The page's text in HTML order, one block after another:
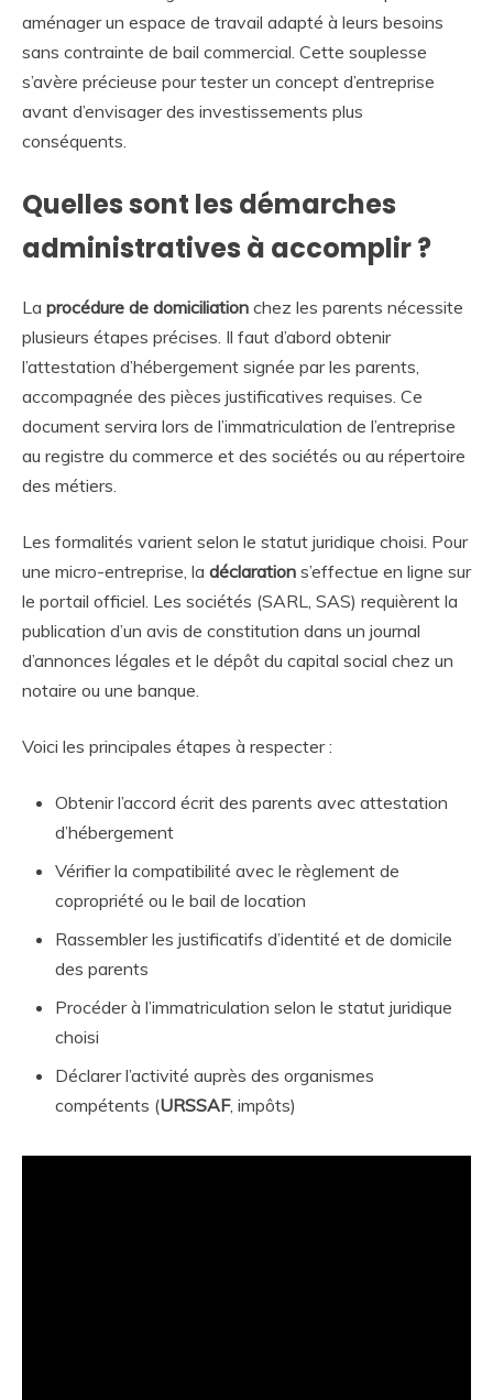
aménager un espace de travail adapté à leurs besoins
sans contrainte de bail commercial. Cette souplesse
s’avère précieuse pour tester un concept d’entreprise
avant d’envisager des investissements plus
conséquents.
Quelles sont les démarches
administratives à accomplir ?
La procédure de domiciliation chez les parents nécessite
plusieurs étapes précises. Il faut d’abord obtenir
l’attestation d’hébergement signée par les parents,
accompagnée des pièces justificatives requises. Ce
document servira lors de l’immatriculation de l’entreprise
au registre du commerce et des sociétés ou au répertoire
des métiers.
Les formalités varient selon le statut juridique choisi. Pour
une micro-entreprise, la déclaration s’effectue en ligne sur
le portail officiel. Les sociétés (SARL, SAS) requièrent la
publication d’un avis de constitution dans un journal
d’annonces légales et le dépôt du capital social chez un
notaire ou une banque.
Voici les principales étapes à respecter :
Obtenir l’accord écrit des parents avec attestation
d’hébergement
Vérifier la compatibilité avec le règlement de
copropriété ou le bail de location
Rassembler les justificatifs d’identité et de domicile
des parents
Procéder à l’immatriculation selon le statut juridique
choisi
Déclarer l’activité auprès des organismes
compétents (URSSAF, impôts)